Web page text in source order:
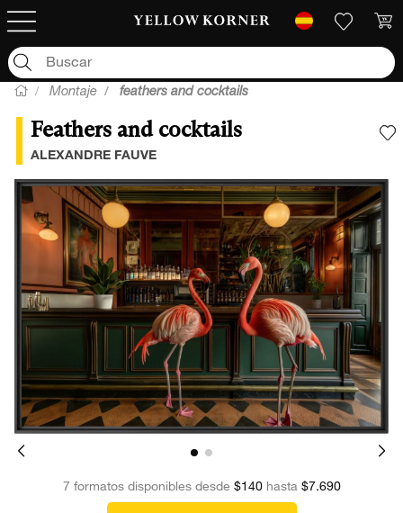
Montaje feathers and cocktails
Feathers and cocktails
ALEXANDRE FAUVE
7 formatos disponibles desde $140hasta $7.690